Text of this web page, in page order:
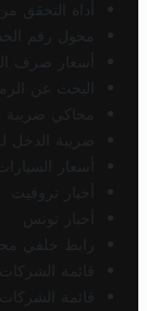
أداة التحقق
محول رقم
أسعار صرف
البحث عن
محاكي ضريبة
ضريبة الدخل
أسعار
أخبار تروفيت
أخبار تونس
رابط خلفي
قائمة الشركات
قائمة الشركات